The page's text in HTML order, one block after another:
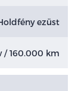
ezüst
/ 160.000 km